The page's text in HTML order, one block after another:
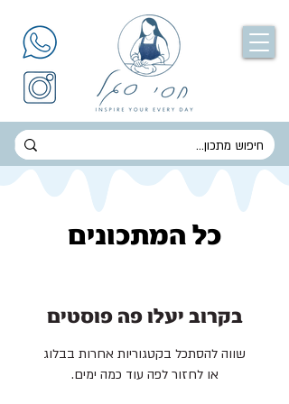
כל המתכונים
בקרוב יעלו פה פוסטים
שווה להסתכל בקטגוריות אחרות בבלוג
או לחזור לפה עוד כמה ימים.